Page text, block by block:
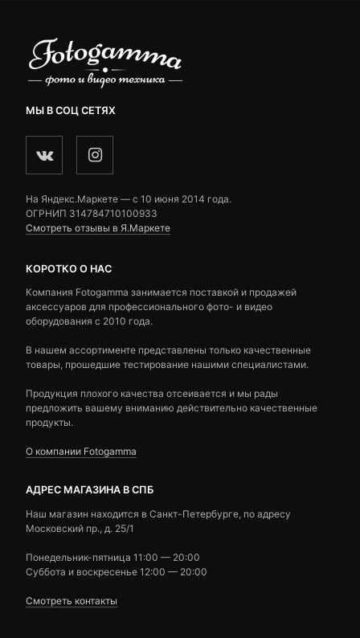
МЫ В СОЦ СЕТЯХ
На Яндекс.Маркете — c 10 июня 2014 года.
ОГРНИП 314784710100933
Смотреть отзывы в Я.Маркете
КОРОТКО О НАС
Компания Fotogamma занимается поставкой и продажей
аксессуаров для профессионального фото- и видео
оборудования с 2010 года.
В нашем ассортименте представлены только качественные
товары, прошедшие тестирование нашими специалистами.
Продукция плохого качества отсеивается и мы рады
предложить вашему вниманию действительно качественные
продукты.
О компании Fotogamma
АДРЕС МАГАЗИНА В СПБ
Наш магазин находится в Санкт-Петербурге, по адресу
Московский пр., д. 25/1
Понедельник-пятница 11:00 — 20:00
Суббота и воскресенье 12:00 — 20:00
Смотреть контакты